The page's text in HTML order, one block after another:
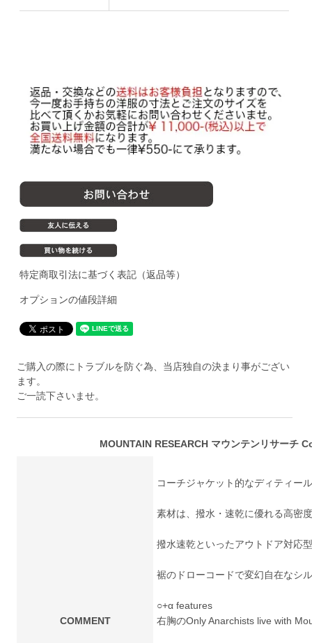
特定商取引法に基づく表記（返品等）
オプションの値段詳細
ご購入の際にトラブルを防ぐ為、当店独自の決まり事がござい
ます。
ご一読下さいませ。
MOUNTAIN RESEARCH マウンテンリサーチ
COMMENT
コーチジャケット的なディティー
素材は、撥水・速乾に優れる高密
撥水速乾といったアウトドア対応
裾のドローコードで変幻自在なシ
○+α features
右胸のOnly Anarchists live with